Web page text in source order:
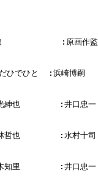
:原画作監
でひと  :浜崎博嗣
紳也        :井口忠一
也        :水村十司
知里        :井口忠一